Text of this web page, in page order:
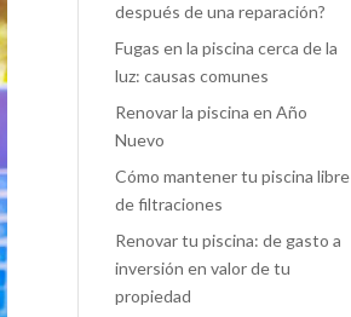
después de una reparación?
Fugas en la piscina cerca de la
luz: causas comunes
Renovar la piscina en Año
Nuevo
Cómo mantener tu piscina libre
de filtraciones
Renovar tu piscina: de gasto a
inversión en valor de tu
propiedad